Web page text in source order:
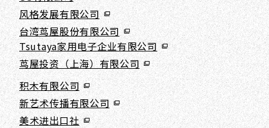
风格发展有限公司
台湾茑屋股份有限公司
Tsutaya家用电子企业有限公司
茑屋投资（上海）有限公司
积木有限公司
新艺术传播有限公司
美术进出口社